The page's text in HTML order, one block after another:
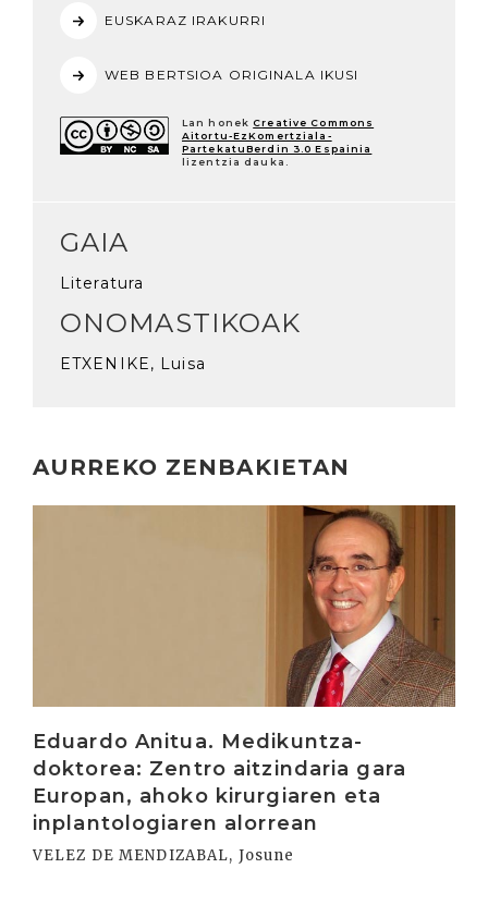
EUSKARAZ IRAKURRI
WEB BERTSIOA ORIGINALA IKUSI
Lan honek Creative Commons
Aitortu-EzKomertziala-
PartekatuBerdin 3.0 Espainia
lizentzia dauka.
GAIA
Literatura
ONOMASTIKOAK
ETXENIKE, Luisa
AURREKO ZENBAKIETAN
Eduardo Anitua. Medikuntza-
doktorea: Zentro aitzindaria gara
Europan, ahoko kirurgiaren eta
inplantologiaren alorrean
VELEZ DE MENDIZABAL, Josune